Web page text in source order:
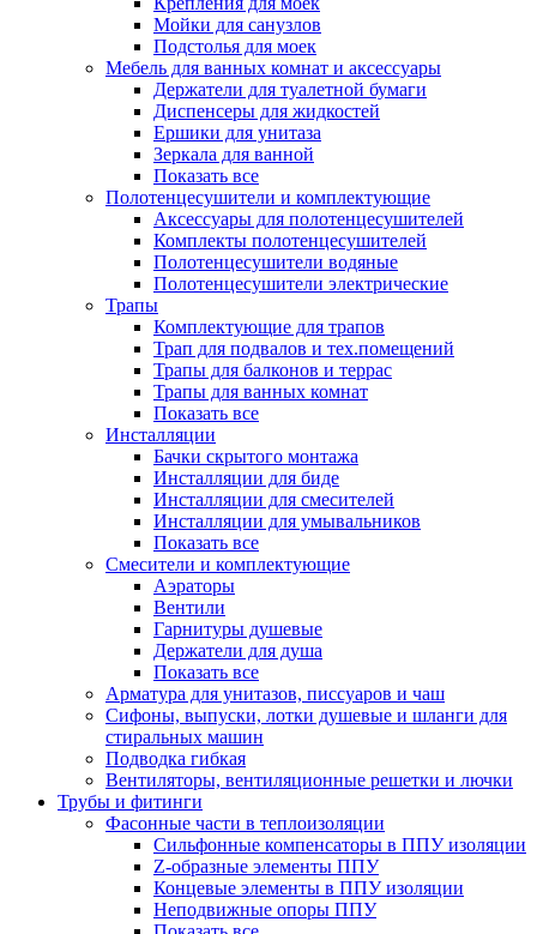
Мойки для санузлов
Подстолья для моек
Мебель для ванных комнат и аксессуары
Держатели для туалетной бумаги
Диспенсеры для жидкостей
Ершики для унитаза
Зеркала для ванной
Показать все
Полотенцесушители и комплектующие
Аксессуары для полотенцесушителей
Комплекты полотенцесушителей
Полотенцесушители водяные
Полотенцесушители электрические
Трапы
Комплектующие для трапов
Трап для подвалов и тех.помещений
Трапы для балконов и террас
Трапы для ванных комнат
Показать все
Инсталляции
Бачки скрытого монтажа
Инсталляции для биде
Инсталляции для смесителей
Инсталляции для умывальников
Показать все
Смесители и комплектующие
Аэраторы
Вентили
Гарнитуры душевые
Держатели для душа
Показать все
Арматура для унитазов, писсуаров и чаш
Сифоны, выпуски, лотки душевые и шланги для
стиральных машин
Подводка гибкая
Вентиляторы, вентиляционные решетки и лючки
Трубы и фитинги
Фасонные части в теплоизоляции
Cильфонные компенсаторы в ППУ изоляции
Z-образные элементы ППУ
Концевые элементы в ППУ изоляции
Неподвижные опоры ППУ